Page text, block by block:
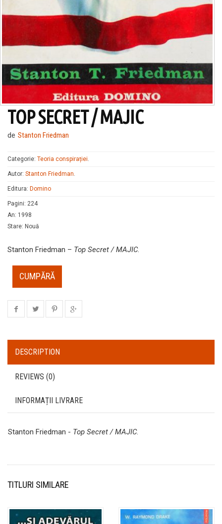
TOP SECRET / MAJIC
de Stanton Friedman
Categorie: Teoria conspirației
Autor: Stanton Friedman
Editura: Domino
Pagini: 224
An: 1998
Stare: Nouă
Stanton Friedman – Top Secret / MAJIC.
CUMPĂRĂ
DESCRIPTION
REVIEWS (0)
INFORMAȚII LIVRARE
Stanton Friedman - Top Secret / MAJIC.
TITLURI SIMILARE